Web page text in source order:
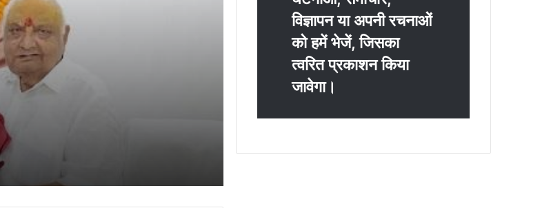
जवाहरलाल नेहरू चिकित्सालय में ‘सेव अ लाइफ’
अभियान के तहत सीपीसीआर कार्यशाला आयोजित
भिलाई में उत्साहपूर्वक मनाया गया ‘जैवलिन डे’,
बीएसपी एथलेटिक्स क्लब की जैवलिन थ्रो
प्रतियोगिता में लगभग 200 खिलाड़ियों ने लिया
दुर्ग में उमड़ा जनसैलाब, समर्थकों ने दी बधाई, पूर्व
विज्ञापन या अपनी रचनाओं
को हमें भेजें, जिसका
त्‍वरित प्रकाशन किया
जावेगा।